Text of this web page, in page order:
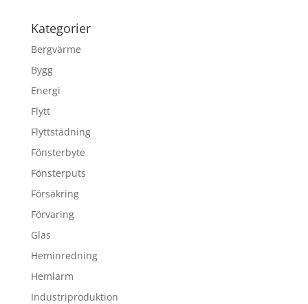
Kategorier
Bergvärme
Bygg
Energi
Flytt
Flyttstädning
Fönsterbyte
Fönsterputs
Försäkring
Förvaring
Glas
Heminredning
Hemlarm
Industriproduktion